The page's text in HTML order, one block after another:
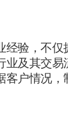
经验，不仅
业及其交易
客户情况，